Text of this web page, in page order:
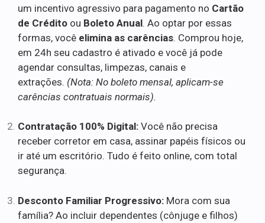
um incentivo agressivo para pagamento no Cartão
de Crédito ou Boleto Anual. Ao optar por essas
formas, você elimina as carências. Comprou hoje,
em 24h seu cadastro é ativado e você já pode
agendar consultas, limpezas, canais e
extrações. (Nota: No boleto mensal, aplicam-se
carências contratuais normais).
Contratação 100% Digital: Você não precisa
receber corretor em casa, assinar papéis físicos ou
ir até um escritório. Tudo é feito online, com total
segurança.
Desconto Familiar Progressivo: Mora com sua
família? Ao incluir dependentes (cônjuge e filhos)